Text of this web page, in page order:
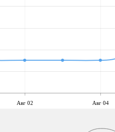
Авг 02 Авг 04